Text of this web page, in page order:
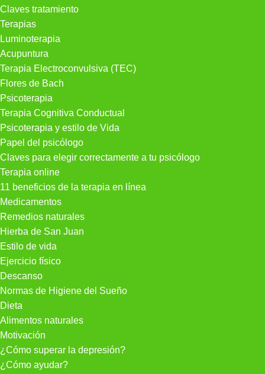
Claves tratamiento
Terapias
Luminoterapia
Acupuntura
Terapia Electroconvulsiva (TEC)
Flores de Bach
Psicoterapia
Terapia Cognitiva Conductual
Psicoterapia y estilo de Vida
Papel del psicólogo
Claves para elegir correctamente a tu psicólogo
Terapia online
11 beneficios de la terapia en línea
Medicamentos
Remedios naturales
Hierba de San Juan
Estilo de vida
Ejercicio físico
Descanso
Normas de Higiene del Sueño
Dieta
Alimentos naturales
Motivación
¿Cómo superar la depresión?
¿Cómo ayudar?